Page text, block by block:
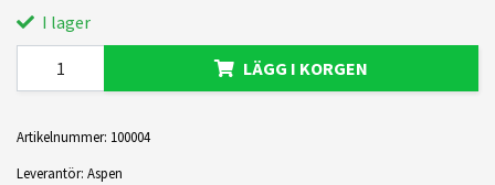
I lager
LÄGG I KORGEN
Artikelnummer: 100004
Leverantör: Aspen